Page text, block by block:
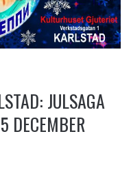
JULSAGA
DECEMBER